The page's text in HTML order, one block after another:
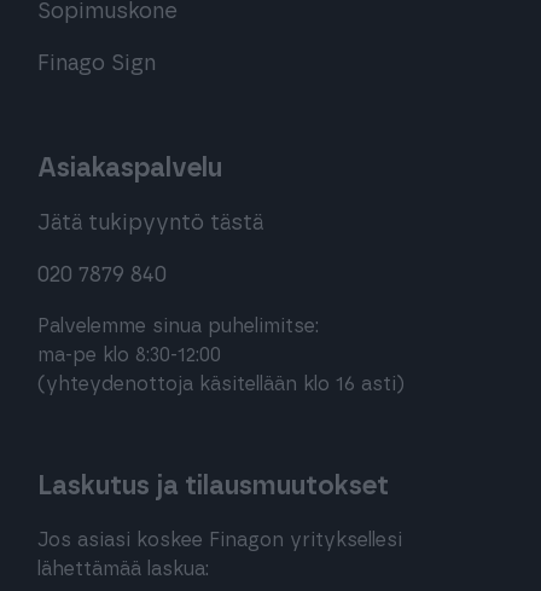
Sopimuskone
Finago Sign
Asiakaspalvelu
Jätä tukipyyntö tästä
020 7879 840
Palvelemme sinua puhelimitse:
ma-pe klo 8:30-12:00
(yhteydenottoja käsitellään klo 16 asti)
Laskutus ja tilausmuutokset
Jos asiasi koskee Finagon yrityksellesi
lähettämää laskua: